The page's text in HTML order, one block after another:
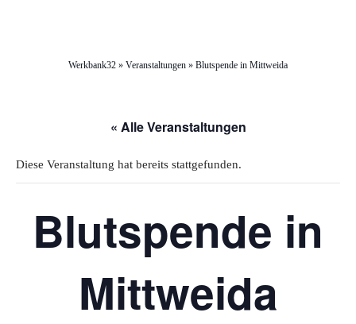
Werkbank32 » Veranstaltungen » Blutspende in Mittweida
« Alle Veranstaltungen
Diese Veranstaltung hat bereits stattgefunden.
Blutspende in
Mittweida
Raumbuchung
Escape-Room
Begleitung und Methoden
Design Thinking
Startup Werkzeugkasten